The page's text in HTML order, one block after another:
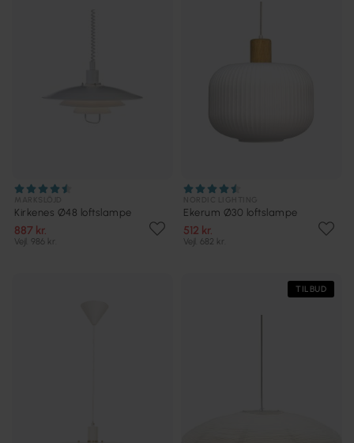
Kirkenes Ø48 loftslampe
887 kr.
Vejl. 986 kr.
Ekerum Ø30 loftslampe
512 kr.
Vejl. 682 kr.
TILBUD